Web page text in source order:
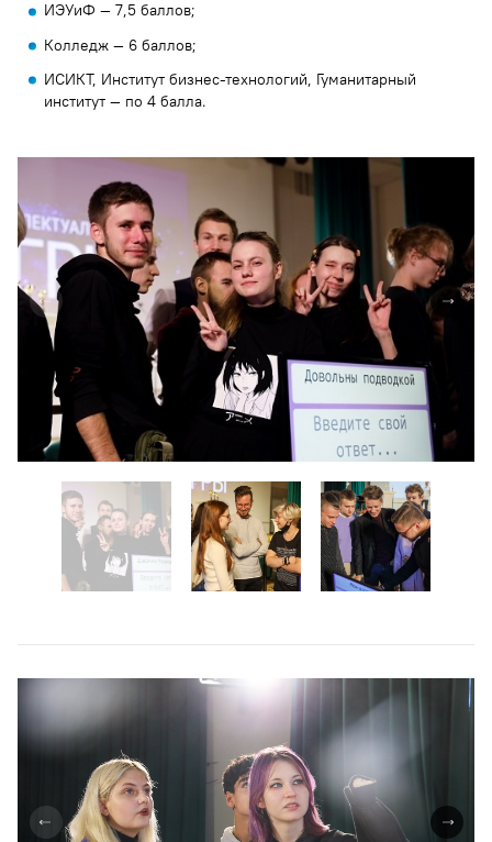
ИЭУиФ — 7,5 баллов;
Колледж — 6 баллов;
ИСИКТ, Институт бизнес-технологий, Гуманитарный
институт — по 4 балла.